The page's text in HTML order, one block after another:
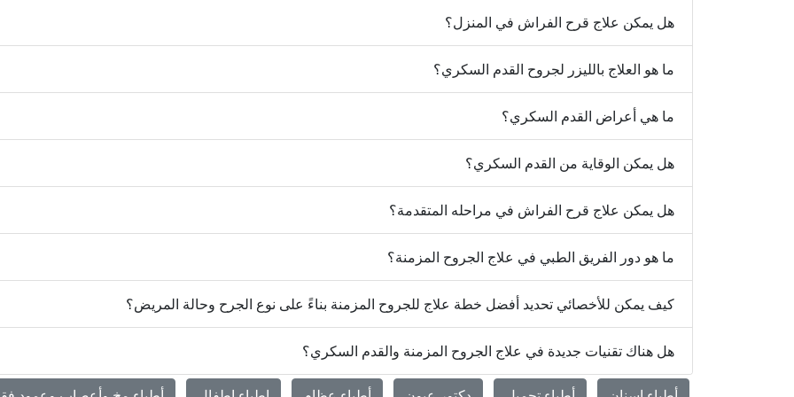
هل يمكن علاج قرح الفراش في المنزل؟
ما هو العلاج بالليزر لجروح القدم السكري؟
ما هي أعراض القدم السكري؟
هل يمكن الوقاية من القدم السكري؟
هل يمكن علاج قرح الفراش في مراحله المتقدمة؟
ما هو دور الفريق الطبي في علاج الجروح المزمنة؟
كيف يمكن للأخصائي تحديد أفضل خطة علاج للجروح المزمنة بناءً على نوع الجرح وحالة المريض؟
هل هناك تقنيات جديدة في علاج الجروح المزمنة والقدم السكري؟